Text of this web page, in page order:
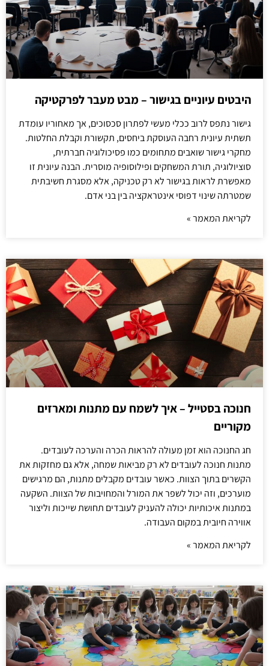
היבטים עיוניים בגישור – מבט מעבר לפרקטיקה
גישור נתפס לרוב ככלי מעשי לפתרון סכסוכים, אך מאחוריו עומדת
תשתית עיונית רחבה העוסקת ביחסים, תקשורת וקבלת החלטות.
מחקרי גישור שואבים מתחומים כמו פסיכולוגיה חברתית,
סוציולוגיה, תורת המשחקים ופילוסופיה מוסרית. הבנה עיונית זו
מאפשרת לראות בגישור לא רק טכניקה, אלא מסגרת חשיבתית
שמטרתה שינוי דפוסי אינטראקציה בין בני אדם.
לקריאת המאמר »
חנוכה בסטייל – איך לשמח עם מתנות ומארזים
מקוריים
חג החנוכה הוא זמן מעולה להראות הכרה והערכה לעובדים.
מתנות חנוכה לעובדים לא רק מביאות שמחה, אלא גם מחזקות את
הקשרים בתוך הצוות. כאשר עובדים מקבלים מתנות, הם מרגישים
מוערכים, וזה יכול לשפר את המורל והמחויבות של הצוות. השקעה
במתנות איכותיות יכולה להעניק לעובדים תחושת שייכות וליצור
אווירה חיובית במקום העבודה.
לקריאת המאמר »